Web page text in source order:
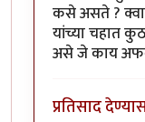
कसे असते ?
यांच्या चहात
असे जे काय
प्रतिसाद